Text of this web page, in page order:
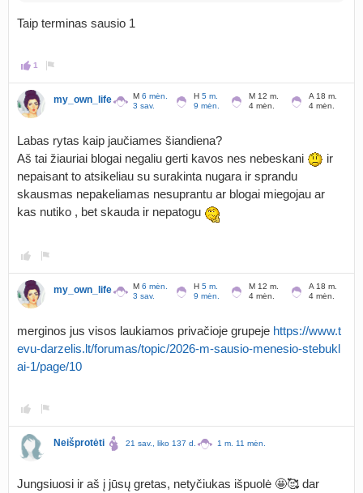
Taip terminas sausio 1
1
my_own_life M 6 mėn.
3 sav.
H 5 m.
9 mėn.
M 12 m.
4 mėn.
A 18 m.
4 mėn.
Labas rytas kaip jaučiames šiandiena?
Aš tai žiauriai blogai negaliu gerti kavos nes nebeskani
ir
nepaisant to atsikeliau su surakinta nugara ir sprandu
skausmas nepakeliamas nesuprantu ar blogai miegojau ar
kas nutiko , bet skauda ir nepatogu
my_own_life M 6 mėn.
3 sav.
H 5 m.
9 mėn.
M 12 m.
4 mėn.
A 18 m.
4 mėn.
merginos jus visos laukiamos privačioje grupeje https://www.t
evu-darzelis.lt/forumas/topic/2026-m-sausio-menesio-stebukl
ai-1/page/10
Neišprotėti 21 sav., liko 137 d. 1 m. 11 mėn.
Jungsiuosi ir aš į jūsų gretas, netyčiukas išpuolė 🤩🥰 dar